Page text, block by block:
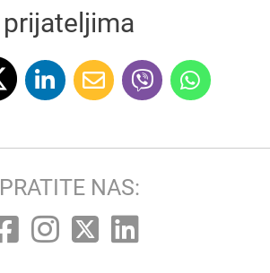
prijateljima
PRATITE NAS: